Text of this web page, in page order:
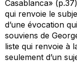
Casablanca»
qui renvoie le
d’une évocation
souviens de
liste qui renvoie à
seulement d’un